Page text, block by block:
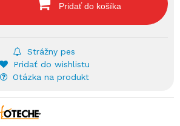
Pridať do košíka
Strážny pes
Pridať do wishlistu
Otázka na produkt